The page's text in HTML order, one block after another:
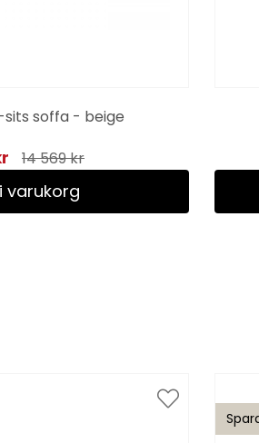
sits soffa - beige
14 569 kr
varukorg